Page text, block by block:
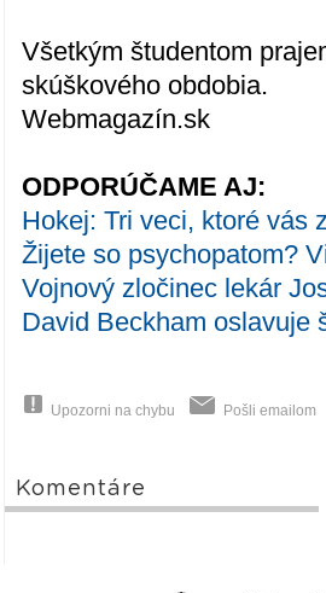
Všetkým študentom
skúškového obdobia.
Webmagazín.sk
ODPORÚČAME AJ:
Hokej: Tri veci, ktoré vás
Žijete so psychopatom?
Vojnový zločinec lekár
David Beckham oslavuje
Upozorni na chybu Pošli emailom
Komentáre